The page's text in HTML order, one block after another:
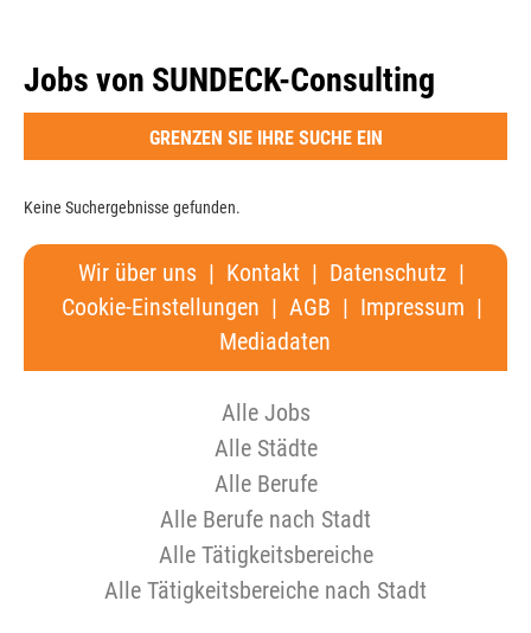
Jobs von SUNDECK-Consulting
GRENZEN SIE IHRE SUCHE EIN
Keine Suchergebnisse gefunden.
Wir über uns | Kontakt | Datenschutz |
Cookie-Einstellungen | AGB | Impressum |
Mediadaten
Alle Jobs
Alle Städte
Alle Berufe
Alle Berufe nach Stadt
Alle Tätigkeitsbereiche
Alle Tätigkeitsbereiche nach Stadt